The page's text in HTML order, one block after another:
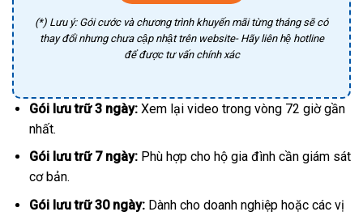
(*) Lưu ý: Gói cước và chương trình khuyến mãi từng tháng sẽ có
thay đổi nhưng chưa cập nhật trên website- Hãy liên hệ hotline
để được tư vấn chính xác
Gói lưu trữ 3 ngày:Xem lại video trong vòng 72 giờ gần
nhất.
Gói lưu trữ 7 ngày:Phù hợp cho hộ gia đình cần giám sát
cơ bản.
Gói lưu trữ 30 ngày:Dành cho doanh nghiệp hoặc các vị